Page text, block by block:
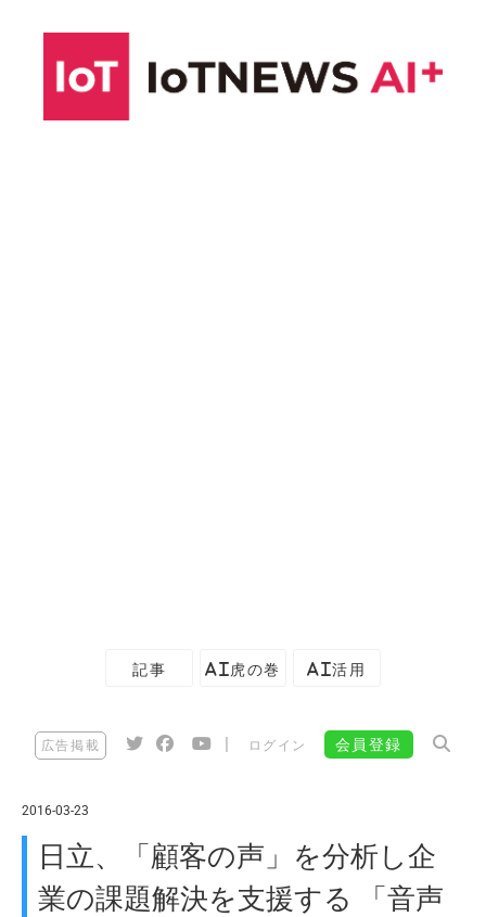
記事 AI虎の巻 AI活用
広告掲載 ログイン 会員登録
2016-03-23
日立、「顧客の声」を分析し企
業の課題解決を支援する 「音声